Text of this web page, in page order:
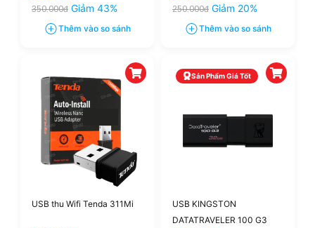
350.000đ Giảm 43%
Thêm vào so sánh
250.000đ Giảm 20%
Thêm vào so sánh
USB thu Wifi Tenda 311Mi
Sản Phẩm Giá Tốt
USB KINGSTON
DATATRAVELER 100 G3